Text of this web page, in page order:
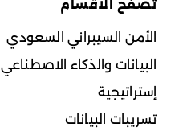
تصفح الأقسام
الأمن السيبراني السعودي
البيانات والذكاء الاصطناعي
إستراتيجية
تسريبات البيانات